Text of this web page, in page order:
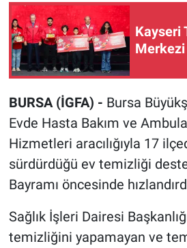
Kayseri
Merkezi
BURSA (İGFA) - Bursa
Evde Hasta Bakım ve
Hizmetleri aracılığıyla 17
sürdürdüğü ev temizliği
Bayramı öncesinde
Sağlık İşleri Dairesi
temizliğini yapamayan ve